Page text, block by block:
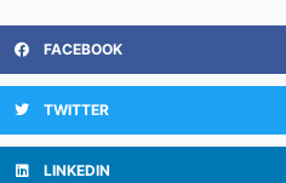
FACEBOOK
TWITTER
LINKEDIN